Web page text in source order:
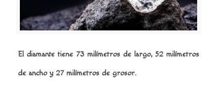
El diamante tiene 73 milímetros de largo, 52 milímetros
de ancho y 27 milímetros de grosor.